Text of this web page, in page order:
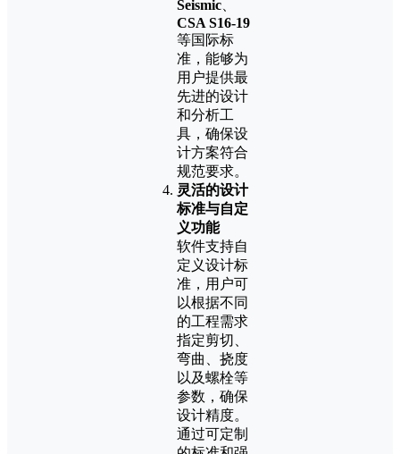
Seismic
CSA S16-19
等国际标
准，能够为
用户提供最
先进的设计
和分析工
具，确保设
计方案符合
规范要求。
灵活的设计
标准与自定
义功能
软件支持自
定义设计标
准，用户可
以根据不同
的工程需求
指定剪切、
弯曲、挠度
以及螺栓等
参数，确保
设计精度。
通过可定制